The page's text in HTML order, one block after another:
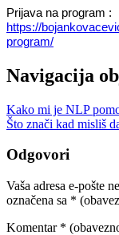
Prijava na program :
https://
program/
Navigacija
Kako mi je NLP
Što znači kad misliš
Odgovori
Vaša adresa e-pošte
označena sa *
Komentar *